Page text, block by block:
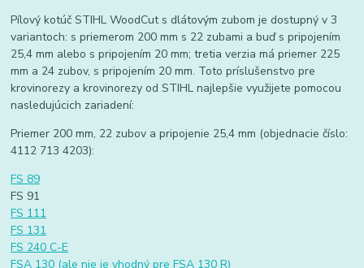
Pílový kotúč STIHL WoodCut s dlátovým zubom je dostupný v 3
variantoch: s priemerom 200 mm s 22 zubami a buď s pripojením
25,4 mm alebo s pripojením 20 mm; tretia verzia má priemer 225
mm a 24 zubov, s pripojením 20 mm. Toto príslušenstvo pre
krovinorezy a krovinorezy od STIHL najlepšie využijete pomocou
nasledujúcich zariadení:
Priemer 200 mm, 22 zubov a pripojenie 25,4 mm (objednacie číslo:
4112 713 4203):
FS 89
FS 91
FS 111
FS 131
FS 240 C-E
FSA 130 (ale nie je vhodný pre FSA 130 R)